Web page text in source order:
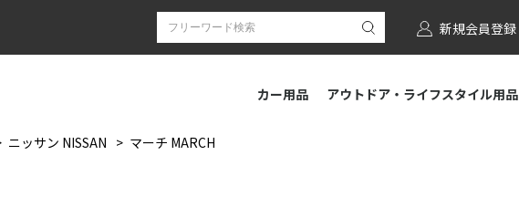
新規会員登録
カー用品 アウトドア・ライフスタイル用品
ニッサン NISSAN マーチ MARCH